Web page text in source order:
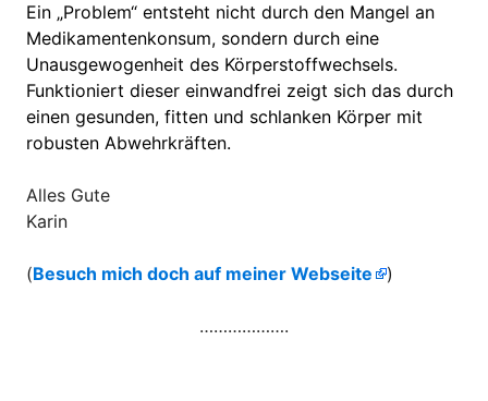
Ein „Problem“ entsteht nicht durch den Mangel an
Medikamentenkonsum, sondern durch eine
Unausgewogenheit des Körperstoffwechsels.
Funktioniert dieser einwandfrei zeigt sich das durch
einen gesunden, fitten und schlanken Körper mit
robusten Abwehrkräften.
Alles Gute
Karin
(Besuch mich doch auf meiner Webseite )
……………….